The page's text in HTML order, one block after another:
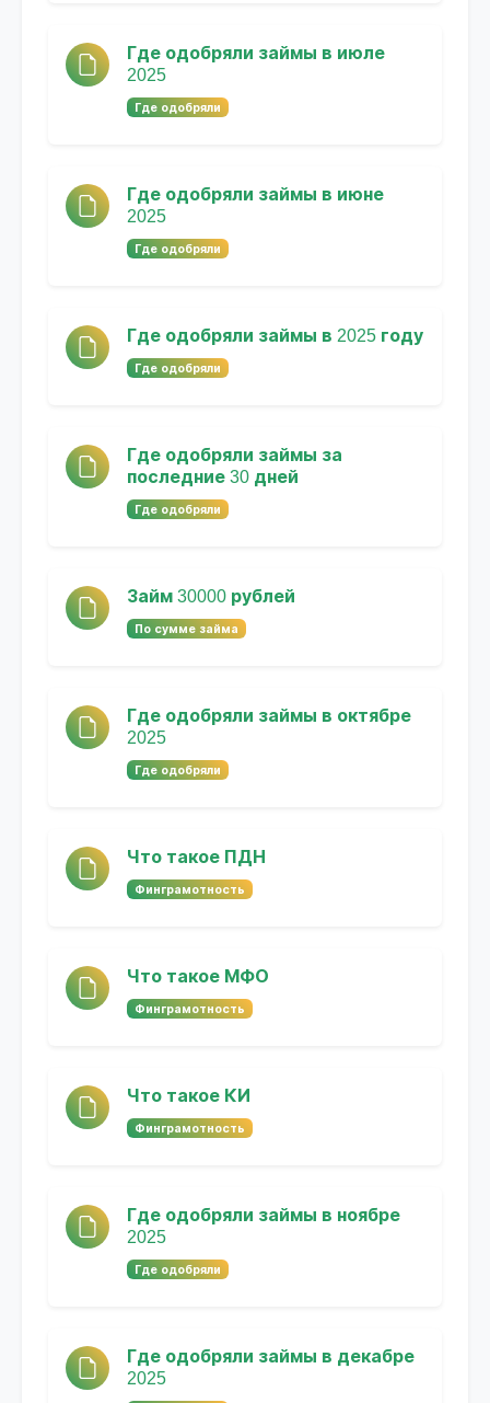
Где одобряли займы в июле
2025
Где одобряли
Где одобряли займы в июне
2025
Где одобряли
Где одобряли займы в 2025 году
Где одобряли
Где одобряли займы за
последние 30 дней
Где одобряли
Займ 30000 рублей
По сумме займа
Где одобряли займы в октябре
2025
Где одобряли
Что такое ПДН
Финграмотность
Что такое МФО
Финграмотность
Что такое КИ
Финграмотность
Где одобряли займы в ноябре
2025
Где одобряли
Где одобряли займы в декабре
2025